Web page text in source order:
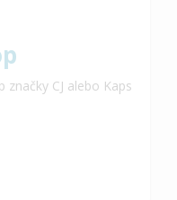
CJ alebo Kaps